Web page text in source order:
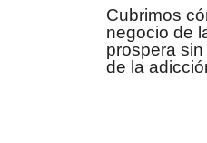
Cubrimos
negocio de
prospera
de la